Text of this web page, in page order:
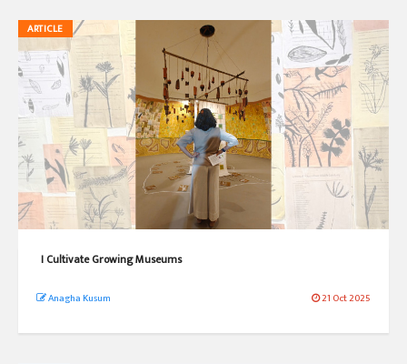
ARTICLE
I Cultivate Growing Museums
Anagha Kusum 21 Oct 2025